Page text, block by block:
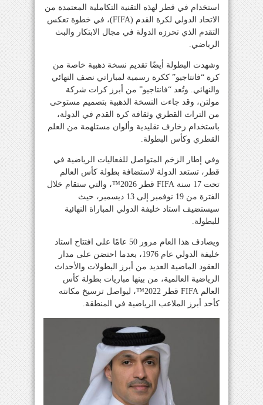
استخدام في قطر لهذه التقنية التكاملية المعتمدة من
الاتحاد الدولي لكرة القدم (FIFA)، في خطوة تعكس
التقدم الذي تحرزه الدولة في مجال الابتكار والبث
الرياضي.
وشهدت البطولة أيضًا تقديم نسخة ذهبية خاصة من
كرة “فانتاجيو” ككرة رسمية لمباراتي نصف النهائي
والنهائي. وتُعد “فانتاجيو” من أبرز كرات شركة
مولتن، وقد جاءت النسخة الذهبية بتصميم مستوحى
من التراث القطري وثقافة كرة القدم في الدولة،
باستخدام زخارف تقليدية وألوان مستلهمة من العلم
القطري وكأس البطولة.
وفي إطار الزخم المتواصل للفعاليات الرياضية في
قطر، تستعد الدولة لاستضافة بطولة كأس العالم
تحت 17 سنة FIFA قطر 2026™️، والتي ستقام خلال
الفترة من 19 نوفمبر إلى 13 ديسمبر، حيث
سيستضيف استاد خليفة الدولي المباراة النهائية
للبطولة.
ويصادف هذا العام مرور 50 عامًا على افتتاح استاد
خليفة الدولي عام 1976، بعدما احتضن على مدار
العقود الماضية العديد من أبرز البطولات والأحداث
الرياضية العالمية، من بينها مباريات بطولة كأس
العالم FIFA قطر 2022™️، ليواصل ترسيخ مكانته
كأحد أبرز الملاعب الرياضية في المنطقة.